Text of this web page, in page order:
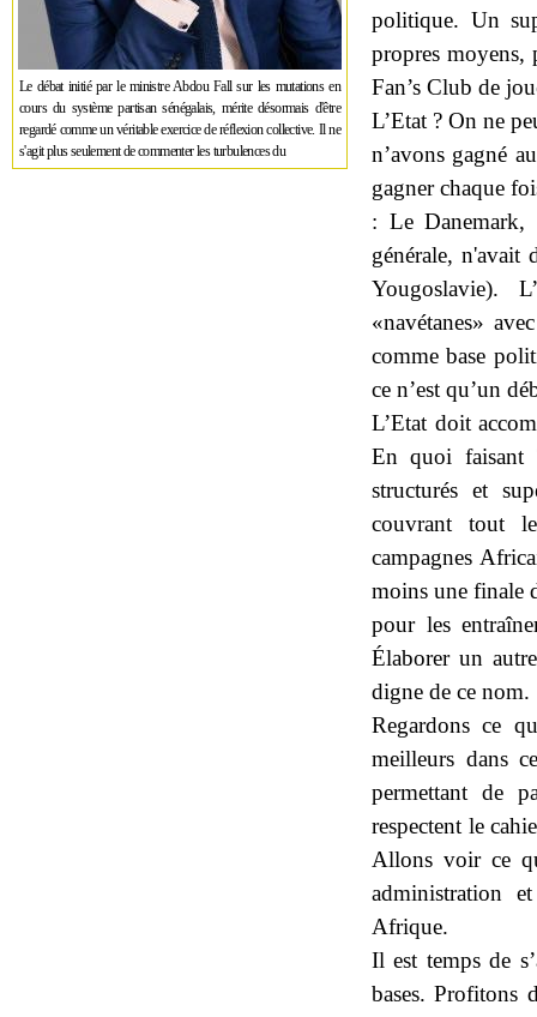
Le débat initié par le ministre Abdou Fall sur les mutations en
cours du système partisan sénégalais, mérite désormais d'être
regardé comme un véritable exercice de réflexion collective. Il ne
s'agit plus seulement de commenter les turbulences du
politique. Un
propres moyens,
Fan’s Club de
L’Etat ? On ne
n’avons gagné
gagner chaque
: Le
générale, n'avait
Yougoslavie).
«navétanes»
comme base
ce n’est qu’un
L’Etat doit
En quoi faisant
structurés et
couvrant tout
campagnes
moins une finale
pour les
Élaborer un
digne de ce nom.
Regardons ce
meilleurs dans
permettant de
respectent le
Allons voir ce
administration
Afrique.
Il est temps de
bases. Profitons